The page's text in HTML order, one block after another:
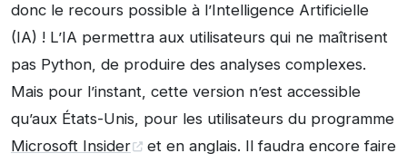
donc le recours possible à l’Intelligence Artificielle
(IA) ! L’IA permettra aux utilisateurs qui ne maîtrisent
pas Python, de produire des analyses complexes.
Mais pour l’instant, cette version n’est accessible
qu’aux États-Unis, pour les utilisateurs du programme
Microsoft Insider
et en anglais. Il faudra encore faire